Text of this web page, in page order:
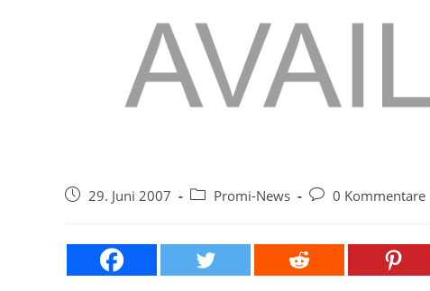
Beitrag29. Juni 2007
Beitrags-
Promi-News
Beitrags-
0 Kommentare